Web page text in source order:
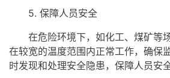
5. 保障人员安全
在危险环境下，如化工、煤矿等
在较宽的温度范围内正常工作，确保
时发现和处理安全隐患，保障人员安全